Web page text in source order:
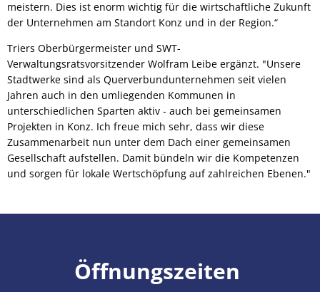
meistern. Dies ist enorm wichtig für die wirtschaftliche Zukunft
der Unternehmen am Standort Konz und in der Region.“
Triers Oberbürgermeister und SWT-
Verwaltungsratsvorsitzender Wolfram Leibe ergänzt. "Unsere
Stadtwerke sind als Querverbundunternehmen seit vielen
Jahren auch in den umliegenden Kommunen in
unterschiedlichen Sparten aktiv - auch bei gemeinsamen
Projekten in Konz. Ich freue mich sehr, dass wir diese
Zusammenarbeit nun unter dem Dach einer gemeinsamen
Gesellschaft aufstellen. Damit bündeln wir die Kompetenzen
und sorgen für lokale Wertschöpfung auf zahlreichen Ebenen."
Öffnungszeiten